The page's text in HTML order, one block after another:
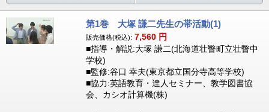
第1巻 大塚 謙二先生の帯活動(1)
販売価格(税込): 7,560 円
■指導・解説:大塚 謙二(北海道壮瞥町立壮瞥中
学校)
■監修:谷口 幸夫(東京都立国分寺高等学校)
■協力:英語教育・達人セミナー、教学図書協
会、カシオ計算機(株)